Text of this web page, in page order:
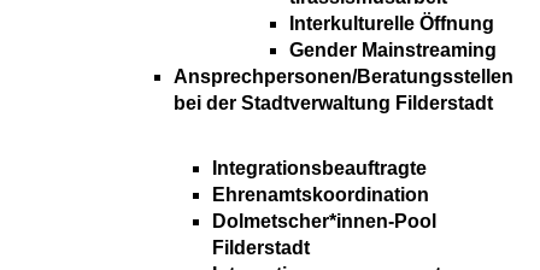
Interkulturelle Öffnung
Gender Mainstreaming
Ansprechpersonen/Beratungsstellen
bei der Stadtverwaltung Filderstadt
Integrationsbeauftragte
Ehrenamtskoordination
Dolmetscher*innen-Pool
Filderstadt